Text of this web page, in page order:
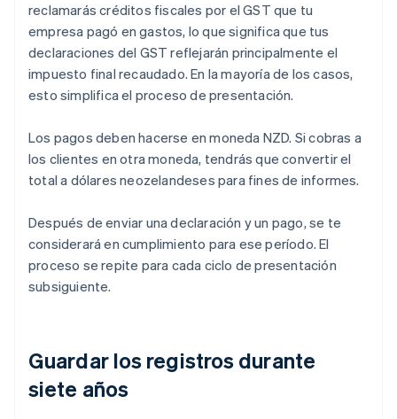
reclamarás créditos fiscales por el GST que tu
empresa pagó en gastos, lo que significa que tus
declaraciones del GST reflejarán principalmente el
impuesto final recaudado. En la mayoría de los casos,
esto simplifica el proceso de presentación.
Los pagos deben hacerse en moneda NZD. Si cobras a
los clientes en otra moneda, tendrás que convertir el
total a dólares neozelandeses para fines de informes.
Después de enviar una declaración y un pago, se te
considerará en cumplimiento para ese período. El
proceso se repite para cada ciclo de presentación
subsiguiente.
Guardar los registros durante
siete años